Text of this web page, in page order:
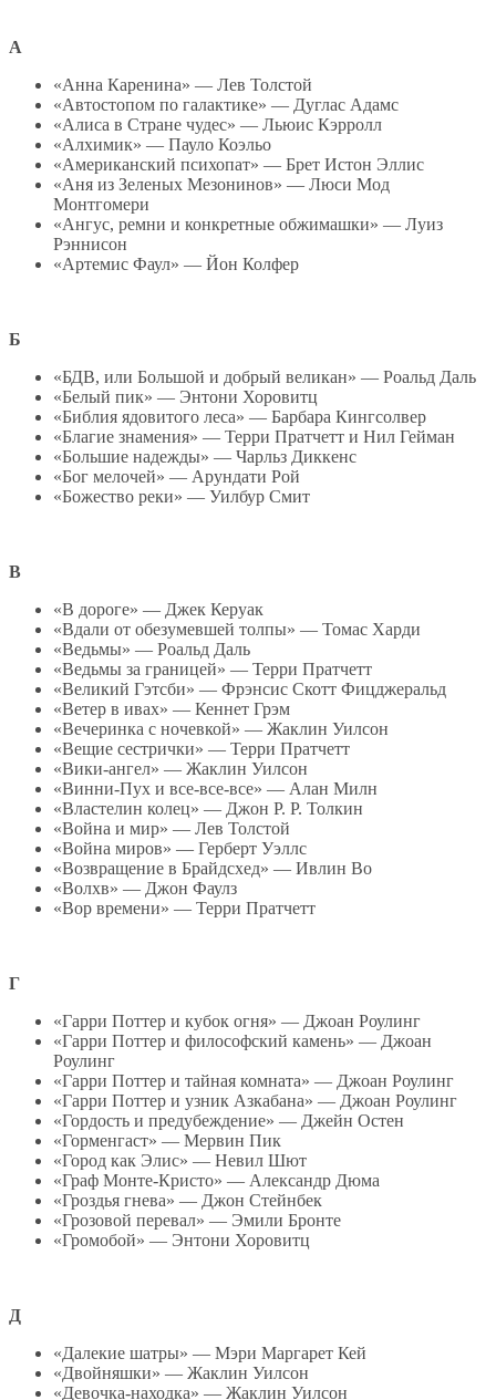
А
«Анна Каренина» — Лев Толстой
«Автостопом по галактике» — Дуглас Адамс
«Алиса в Стране чудес» — Льюис Кэрролл
«Алхимик» — Пауло Коэльо
«Американский психопат» — Брет Истон Эллис
«Аня из Зеленых Мезонинов» — Люси Мод
Монтгомери
«Ангус, ремни и конкретные обжимашки» — Луиз
Рэннисон
«Артемис Фаул» — Йон Колфер
Б
«БДВ, или Большой и добрый великан» — Роальд Даль
«Белый пик» — Энтони Хоровитц
«Библия ядовитого леса» — Барбара Кингсолвер
«Благие знамения» — Терри Пратчетт и Нил Гейман
«Большие надежды» — Чарльз Диккенс
«Бог мелочей» — Арундати Рой
«Божество реки» — Уилбур Смит
В
«В дороге» — Джек Керуак
«Вдали от обезумевшей толпы» — Томас Харди
«Ведьмы» — Роальд Даль
«Ведьмы за границей» — Терри Пратчетт
«Великий Гэтсби» — Фрэнсис Скотт Фицджеральд
«Ветер в ивах» — Кеннет Грэм
«Вечеринка с ночевкой» — Жаклин Уилсон
«Вещие сестрички» — Терри Пратчетт
«Вики-ангел» — Жаклин Уилсон
«Винни-Пух и все-все-все» — Алан Милн
«Властелин колец» — Джон Р. Р. Толкин
«Война и мир» — Лев Толстой
«Война миров» — Герберт Уэллс
«Возвращение в Брайдсхед» — Ивлин Во
«Волхв» — Джон Фаулз
«Вор времени» — Терри Пратчетт
Г
«Гарри Поттер и кубок огня» — Джоан Роулинг
«Гарри Поттер и философский камень» — Джоан
Роулинг
«Гарри Поттер и тайная комната» — Джоан Роулинг
«Гарри Поттер и узник Азкабана» — Джоан Роулинг
«Гордость и предубеждение» — Джейн Остен
«Горменгаст» — Мервин Пик
«Город как Элис» — Невил Шют
«Граф Монте-Кристо» — Александр Дюма
«Гроздья гнева» — Джон Стейнбек
«Грозовой перевал» — Эмили Бронте
«Громобой» — Энтони Хоровитц
Д
«Далекие шатры» — Мэри Маргарет Кей
«Двойняшки» — Жаклин Уилсон
«Девочка-находка» — Жаклин Уилсон